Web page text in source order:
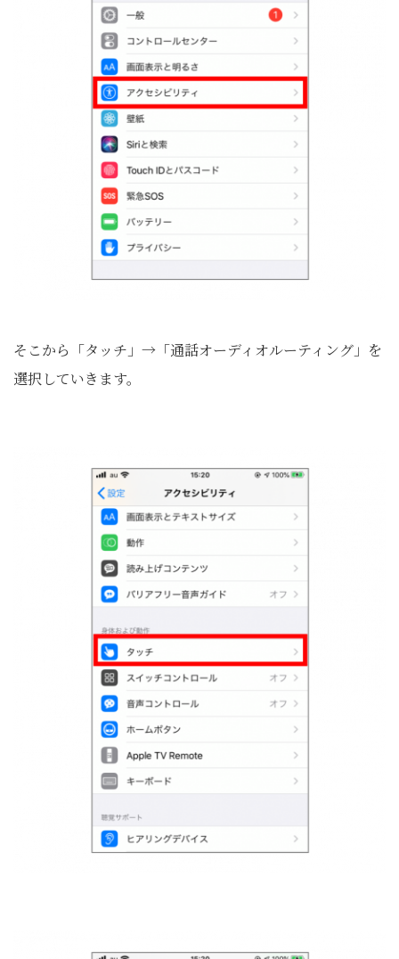
そこから「タッチ」→「通話オーディオルーティング」を
選択していきます。